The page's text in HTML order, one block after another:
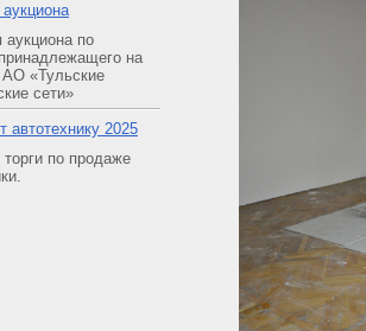
аукциона по
на
АО «Тульские
сети»
автотехнику 2025
по продаже